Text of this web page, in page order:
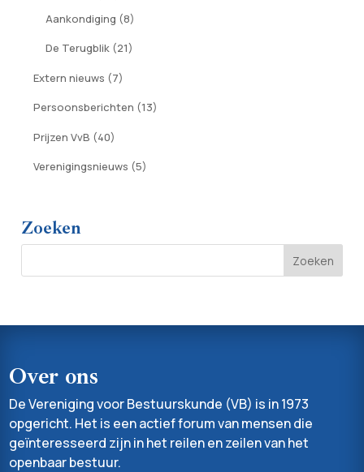
Aankondiging (8)
De Terugblik (21)
Extern nieuws (7)
Persoonsberichten (13)
Prijzen VvB (40)
Verenigingsnieuws (5)
Zoeken
Over ons
De Vereniging voor Bestuurskunde (VB) is in 1973
opgericht. Het is een actief forum van mensen die
geïnteresseerd zijn in het reilen en zeilen van het
openbaar bestuur.